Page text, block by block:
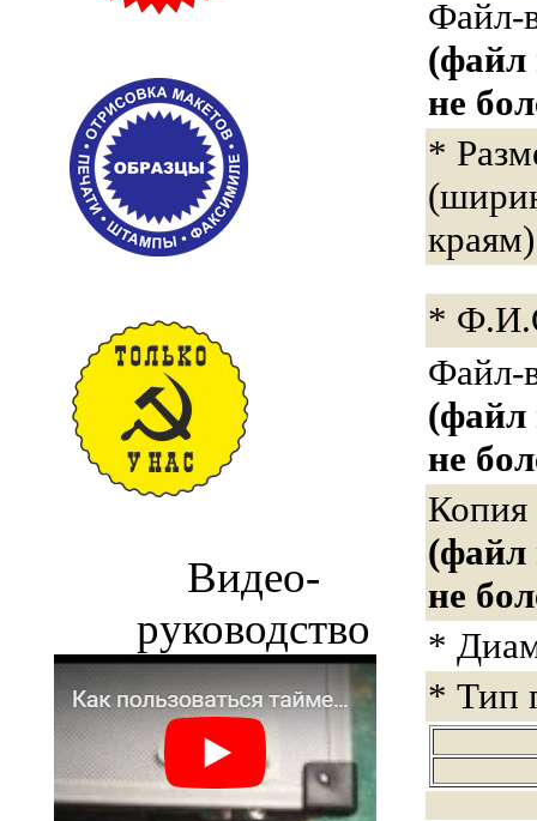
Видео-
руководство
Файл-
(файл
не
*
краям)
*
Файл-
(файл
не
Копия
(файл
не
*
* Тип